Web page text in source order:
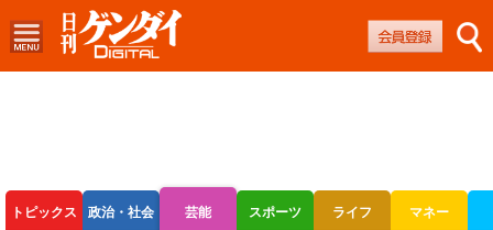
トピックス 政治・社会 芸能 スポーツ ライフ マネー